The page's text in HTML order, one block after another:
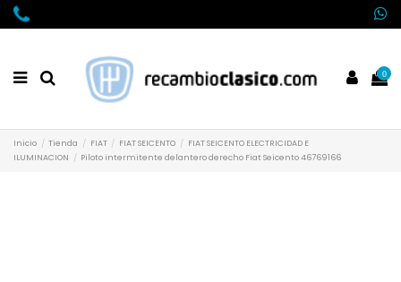
0
Inicio Tienda FIAT FIAT SEICENTO
FIAT SEICENTO ELECTRICIDAD E
ILUMINACION
Piloto intermitente delantero derecho Fiat Seicento 46769166